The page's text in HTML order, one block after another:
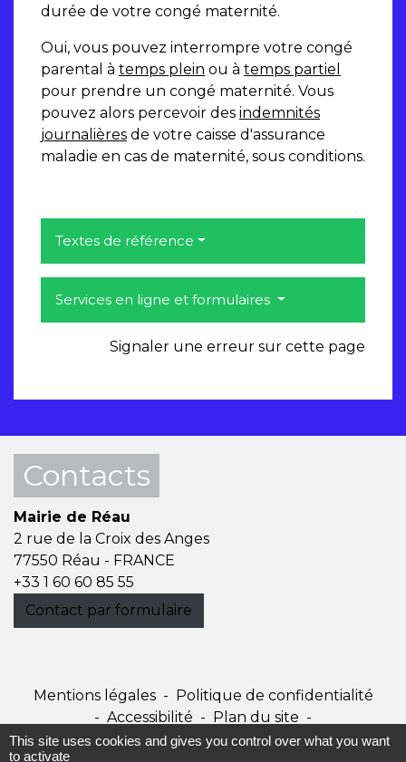
durée de votre congé maternité.
Oui, vous pouvez interrompre votre congé
parental à temps plein ou à temps partiel
pour prendre un congé maternité. Vous
pouvez alors percevoir des indemnités
journalières de votre caisse d'assurance
maladie en cas de maternité, sous conditions.
Textes de référence
Services en ligne et formulaires
Signaler une erreur sur cette page
Contacts
Mairie de Réau
2 rue de la Croix des Anges
77550 Réau - FRANCE
+33 1 60 60 85 55
Contact par formulaire
Mentions légales - Politique de confidentialité
- Accessibilité - Plan du site -
Gestion des cookies
This site uses cookies and gives you control over what you want
to activate